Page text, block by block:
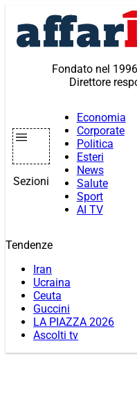
contenuto
Fondato nel
Direttore
Sezioni
Economia
Corporate
Politica
Esteri
News
Salute
Sport
AI TV
Tendenze
Iran
Ucraina
Ceuta
Guccini
LA PIAZZA 2026
Ascolti tv